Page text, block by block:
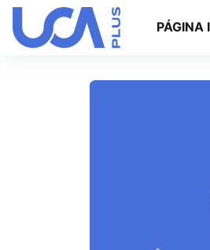
Ir para o conteúdo principal
PÁGINA